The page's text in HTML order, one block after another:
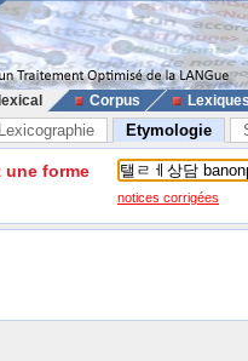
Corpus
Lexicographie Etymologie
une forme
notices corrigées